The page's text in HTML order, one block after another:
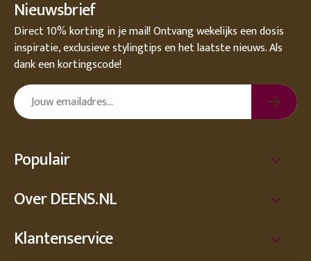
Nieuwsbrief
Direct 10% korting in je mail! Ontvang wekelijks een dosis
inspiratie, exclusieve stylingtips en het laatste nieuws. Als
dank een kortingscode!
Populair
Over DEENS.NL
Klantenservice